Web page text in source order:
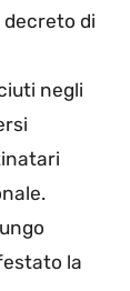
decreto di
negli
la